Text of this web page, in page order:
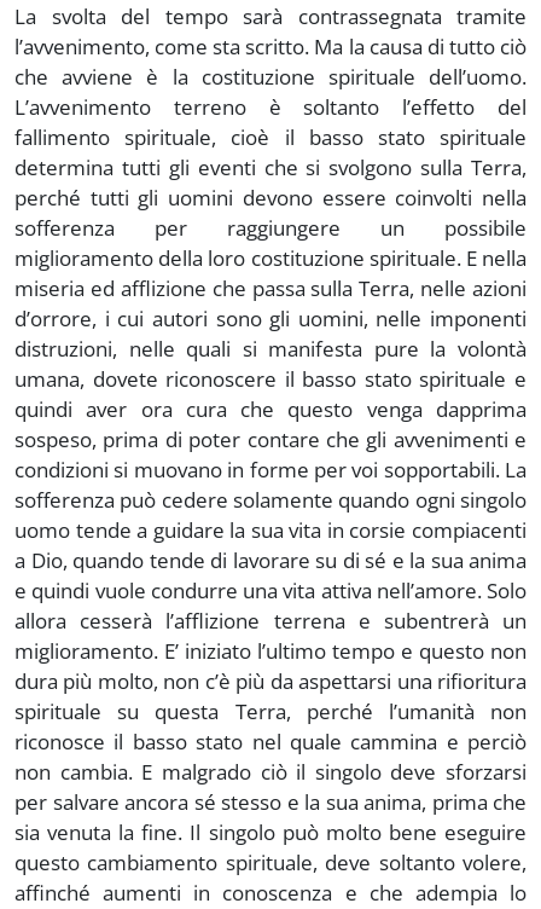
La svolta del tempo sarà contrassegnata tramite
l’avvenimento, come sta scritto. Ma la causa di tutto ciò
che avviene è la costituzione spirituale dell’uomo.
L’avvenimento terreno è soltanto l’effetto del
fallimento spirituale, cioè il basso stato spirituale
determina tutti gli eventi che si svolgono sulla Terra,
perché tutti gli uomini devono essere coinvolti nella
sofferenza per raggiungere un possibile
miglioramento della loro costituzione spirituale. E nella
miseria ed afflizione che passa sulla Terra, nelle azioni
d’orrore, i cui autori sono gli uomini, nelle imponenti
distruzioni, nelle quali si manifesta pure la volontà
umana, dovete riconoscere il basso stato spirituale e
quindi aver ora cura che questo venga dapprima
sospeso, prima di poter contare che gli avvenimenti e
condizioni si muovano in forme per voi sopportabili. La
sofferenza può cedere solamente quando ogni singolo
uomo tende a guidare la sua vita in corsie compiacenti
a Dio, quando tende di lavorare su di sé e la sua anima
e quindi vuole condurre una vita attiva nell’amore. Solo
allora cesserà l’afflizione terrena e subentrerà un
miglioramento. E’ iniziato l’ultimo tempo e questo non
dura più molto, non c’è più da aspettarsi una rifioritura
spirituale su questa Terra, perché l’umanità non
riconosce il basso stato nel quale cammina e perciò
non cambia. E malgrado ciò il singolo deve sforzarsi
per salvare ancora sé stesso e la sua anima, prima che
sia venuta la fine. Il singolo può molto bene eseguire
questo cambiamento spirituale, deve soltanto volere,
affinché aumenti in conoscenza e che adempia lo